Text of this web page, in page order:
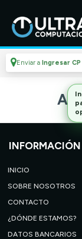
Enviar a Ingresar
INFORMACIÓN
INICIO
SOBRE NOSOTROS
CONTACTO
¿DÓNDE ESTAMOS?
DATOS BANCARIOS